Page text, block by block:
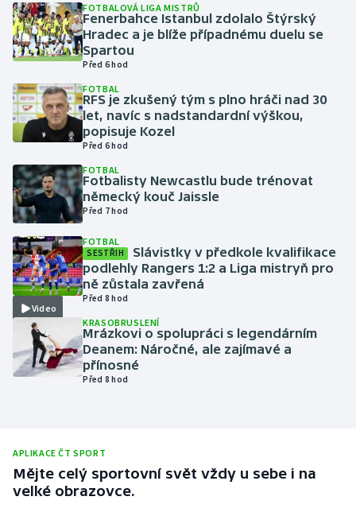
Jezdectví
Judo
Krasobruslení
Lezení
Lyže a snowboard
Moderní pětiboj
Motorsport
Olympijské hry
Parasport
Plavání
Ragby
Rychlobruslení
FOTBALOVÁ LIGA MISTRŮ
Fenerbahce Istanbul zdolalo Štýrský
Hradec a je blíže případnému duelu se
Spartou
Před 6 hod
FOTBAL
RFS je zkušený tým s plno hráči nad 30
let, navíc s nadstandardní výškou,
popisuje Kozel
Před 6 hod
FOTBAL
Fotbalisty Newcastlu bude trénovat
německý kouč Jaissle
Před 7 hod
Video
FOTBAL
SESTŘIH
Slávistky v předkole kvalifikace
podlehly Rangers 1:2 a Liga mistryň pro
ně zůstala zavřená
Před 8 hod
KRASOBRUSLENÍ
Mrázkovi o spolupráci s legendárním
Deanem: Náročné, ale zajímavé a
přínosné
Před 8 hod
APLIKACE ČT SPORT
Mějte celý sportovní svět vždy u sebe i na
velké obrazovce.